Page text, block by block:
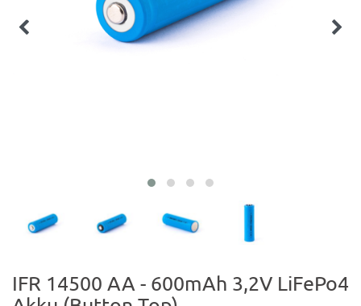
IFR 14500 AA - 600mAh 3,2V LiFePo4